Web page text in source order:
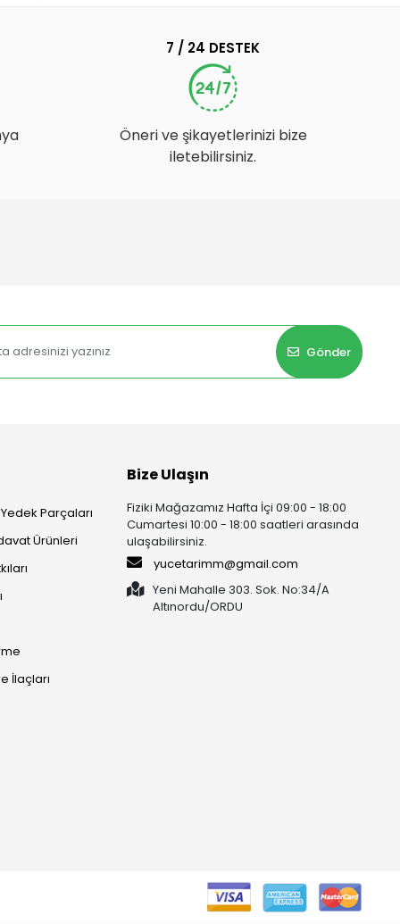
7 / 24 DESTEK
Öneri ve şikayetlerinizi bize
iletebilirsiniz.
Gönder
Parçaları
Ürünleri
İlaçları
Bize Ulaşın
Fiziki Mağazamız Hafta İçi 09:00 - 18:00
Cumartesi 10:00 - 18:00 saatleri arasında
ulaşabilirsiniz.
yucetarimm@gmail.com
Yeni Mahalle 303. Sok. No:34/A
Altınordu/ORDU​​​​​​​